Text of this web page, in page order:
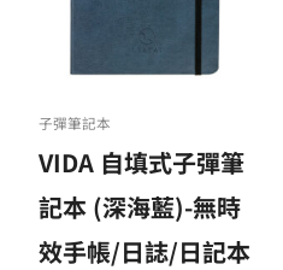
子彈筆記本
VIDA 自填式子彈筆
記本 (深海藍)-無時
效手帳/日誌/日記本